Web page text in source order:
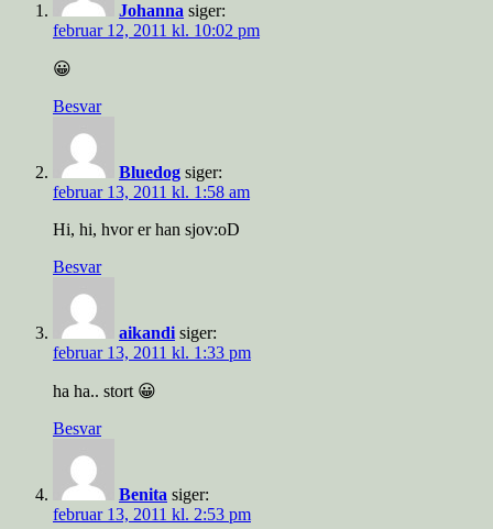
Johanna siger:
februar 12, 2011 kl. 10:02 pm
😀
Besvar
Bluedog siger:
februar 13, 2011 kl. 1:58 am
Hi, hi, hvor er han sjov:oD
Besvar
aikandi siger:
februar 13, 2011 kl. 1:33 pm
ha ha.. stort 😀
Besvar
Benita siger:
februar 13, 2011 kl. 2:53 pm